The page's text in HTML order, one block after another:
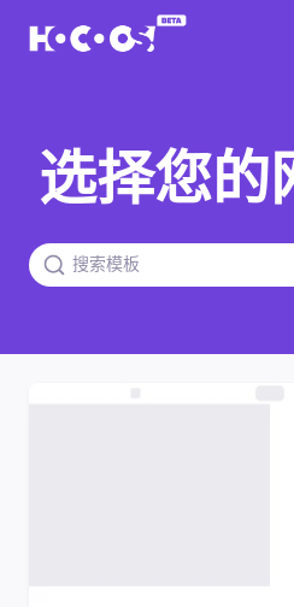
选择您的